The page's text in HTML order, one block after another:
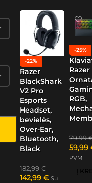
-22%
Razer
BlackShark
V2 Pro
Esports
Headset,
bevielės,
Over-Ear,
Bluetooth,
Black
182,99€
142,99 € Su
-25%
Razer
RGB,
79,99
59,99
PVM